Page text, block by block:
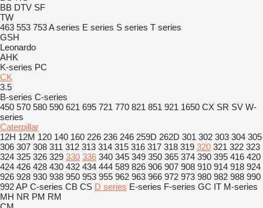
BB DTV SF
TW
463 553 753A series E series S series T series
GSH
Leonardo
AHK
K-series PC
CK
3.5
B-series C-series
450 570 580 590 621 695 721 770 821 851 921 1650 CX SR SV W-
series
Caterpillar
12H 12M 120 140 160 226 236 246 259D 262D 301 302 303 304 305
306 307 308 311 312 313 314 315 316 317 318 319 320 321 322 323
324 325 326 329 330 336 340 345 349 350 365 374 390 395 416 420
424 426 428 430 432 434 444 589 826 906 907 908 910 914 918 924
926 928 930 938 950 953 955 962 963 966 972 973 980 982 988 990
992AP C-series CB CS D series E-series F-series GC IT M-series
MH NR PM RM